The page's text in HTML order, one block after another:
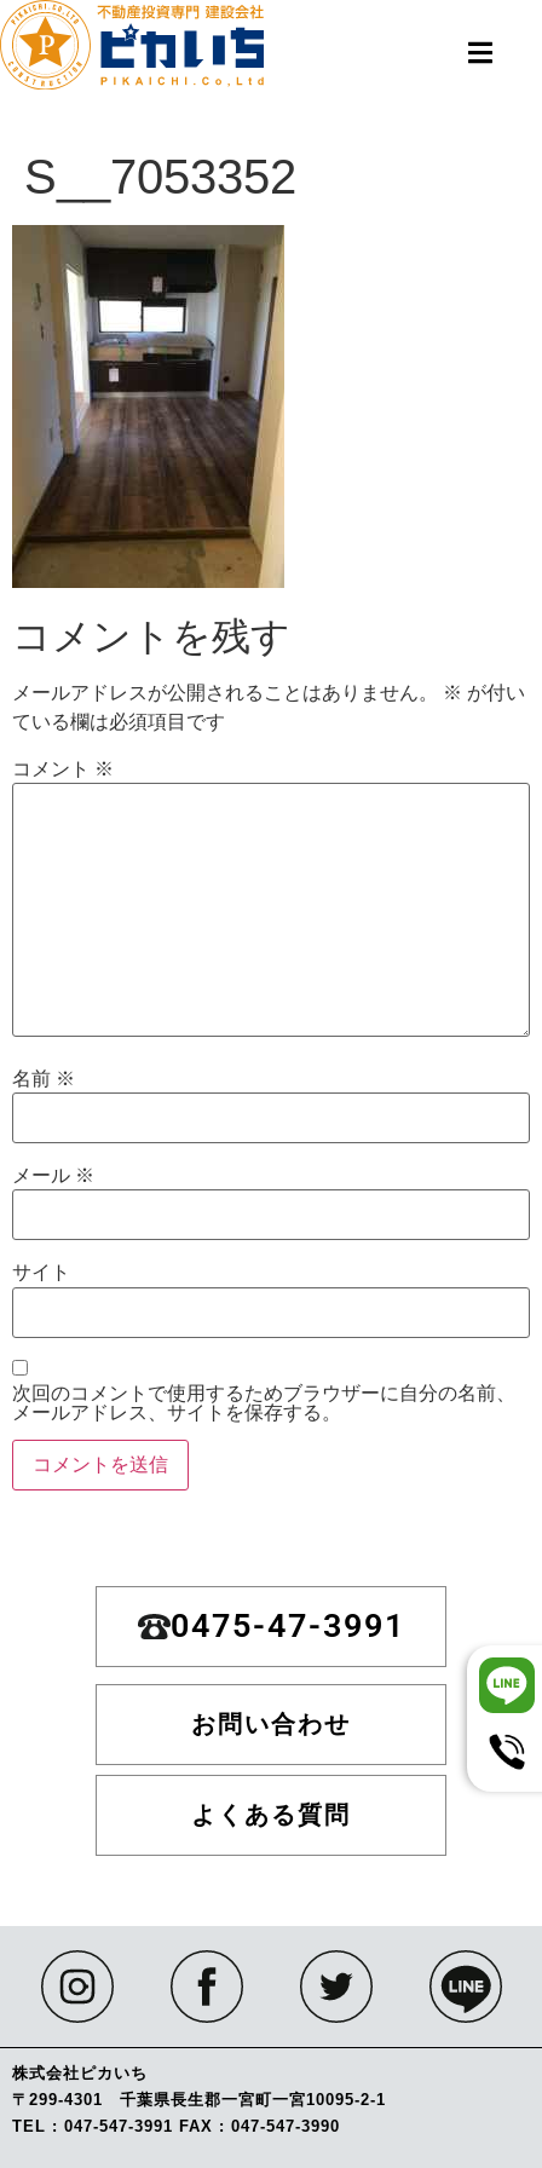
S__7053352
コメントを残す
メールアドレスが公開されることはありません。 ※ が付い
ている欄は必須項目です
コメント ※
名前 ※
メール ※
サイト
次回のコメントで使用するためブラウザーに自分の名前、
メールアドレス、サイトを保存する。
0475-47-3991
お問い合わせ
よくある質問
株式会社ピカいち
〒299-4301 千葉県長生郡一宮町一宮10095-2-1
TEL : 047-547-3991 FAX : 047-547-3990